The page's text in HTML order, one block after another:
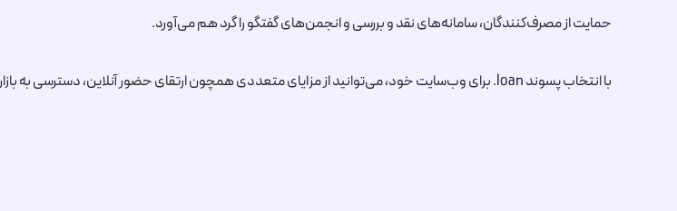
حمایت از مصرف‌کنندگان، سامانه‌های نقد و بررسی و انجمن‌های گفتگو را گرد هم می‌آورد.
با انتخاب پسوند.loanبرای وب‌سایت خود، می‌توانید از مزایای متعددی همچون ارتقای حضور آنلاین، دسترسی به